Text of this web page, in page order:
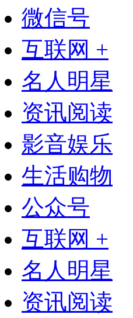
微信号
互联网 +
名人明星
资讯阅读
影音娱乐
生活购物
公众号
互联网 +
名人明星
资讯阅读